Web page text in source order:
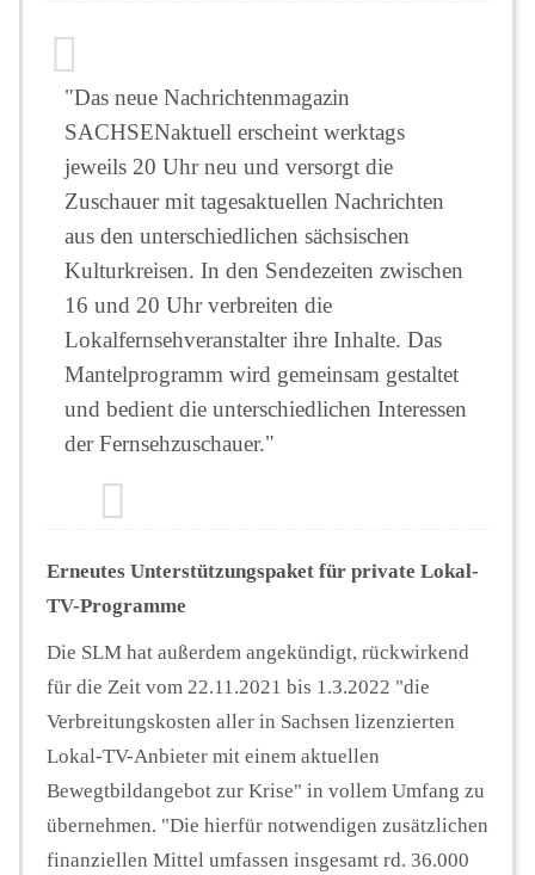
"Das neue Nachrichtenmagazin
SACHSENaktuell erscheint werktags
jeweils 20 Uhr neu und versorgt die
Zuschauer mit tagesaktuellen Nachrichten
aus den unterschiedlichen sächsischen
Kulturkreisen. In den Sendezeiten zwischen
16 und 20 Uhr verbreiten die
Lokalfernsehveranstalter ihre Inhalte. Das
Mantelprogramm wird gemeinsam gestaltet
und bedient die unterschiedlichen Interessen
der Fernsehzuschauer."
Erneutes Unterstützungspaket für private Lokal-
TV-Programme
Die SLM hat außerdem angekündigt, rückwirkend
für die Zeit vom 22.11.2021 bis 1.3.2022 "die
Verbreitungskosten aller in Sachsen lizenzierten
Lokal-TV-Anbieter mit einem aktuellen
Bewegtbildangebot zur Krise" in vollem Umfang zu
übernehmen. "Die hierfür notwendigen zusätzlichen
finanziellen Mittel umfassen insgesamt rd. 36.000